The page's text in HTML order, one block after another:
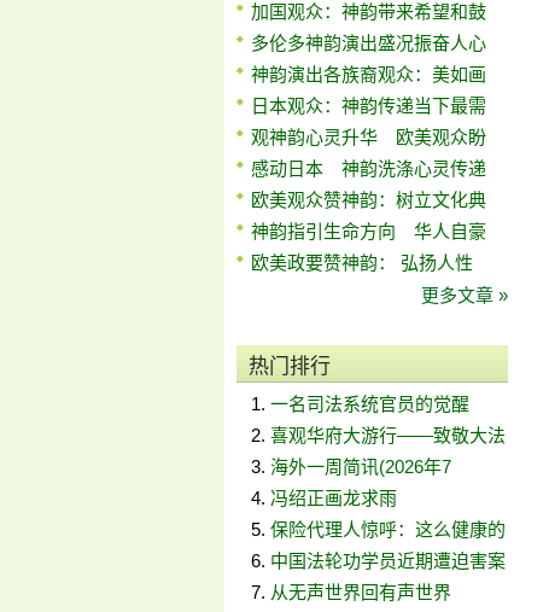
加国观众：神韵带来希望和鼓
多伦多神韵演出盛况振奋人心
神韵演出各族裔观众：美如画
日本观众：神韵传递当下最需
观神韵心灵升华 欧美观众盼
感动日本 神韵洗涤心灵传递
欧美观众赞神韵：树立文化典
神韵指引生命方向 华人自豪
欧美政要赞神韵： 弘扬人性
更多文章 »
热门排行
一名司法系统官员的觉醒
喜观华府大游行——致敬大法
海外一周简讯(2026年7
冯绍正画龙求雨
保险代理人惊呼：这么健康的
中国法轮功学员近期遭迫害案
从无声世界回有声世界